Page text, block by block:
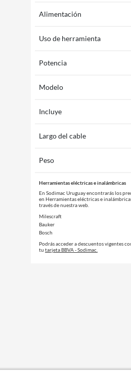
Alimentación
Uso de herramienta
Potencia
Modelo
Incluye
Largo del cable
Peso
Herramientas eléctricas e inalámbricas
En Sodimac Uruguay encontrarás los
en Herramientas eléctricas e
través de nuestra web.
Milescraft
Bauker
Bosch
Podrás acceder a descuentos vigentes
tu tarjeta BBVA - Sodimac.